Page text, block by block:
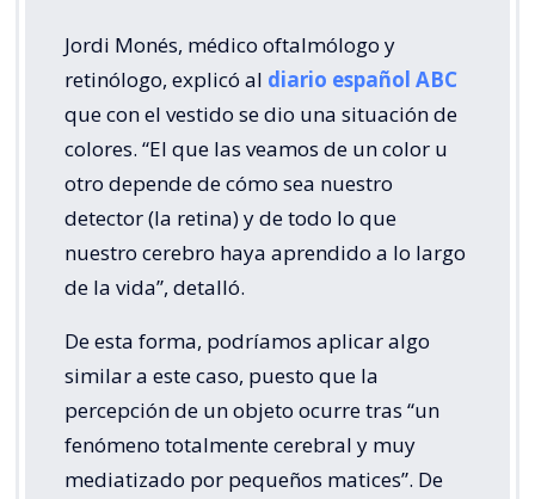
Jordi Monés, médico oftalmólogo y
retinólogo, explicó al diario español ABC
que con el vestido se dio una situación de
colores. “El que las veamos de un color u
otro depende de cómo sea nuestro
detector (la retina) y de todo lo que
nuestro cerebro haya aprendido a lo largo
de la vida”, detalló.
De esta forma, podríamos aplicar algo
similar a este caso, puesto que la
percepción de un objeto ocurre tras “un
fenómeno totalmente cerebral y muy
mediatizado por pequeños matices”. De